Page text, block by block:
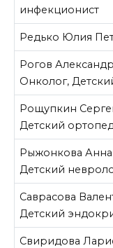
инфекционист
Редько Юлия
Рогов
Онколог,
Рощупкин
Детский
Рыжонкова
Детский
Саврасова
Детский
Свиридова